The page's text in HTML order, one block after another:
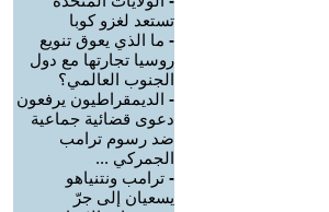
تستعد لغزو كوبا
- ما الذي يعوق تنويع
روسيا تجارتها مع دول
الجنوب العالمي؟
- الديمقراطيون يرفعون
دعوى قضائية جماعية
ضد رسوم ترامب
الجمركي ...
- ترامب ونتنياهو
يسعيان إلى جرّ